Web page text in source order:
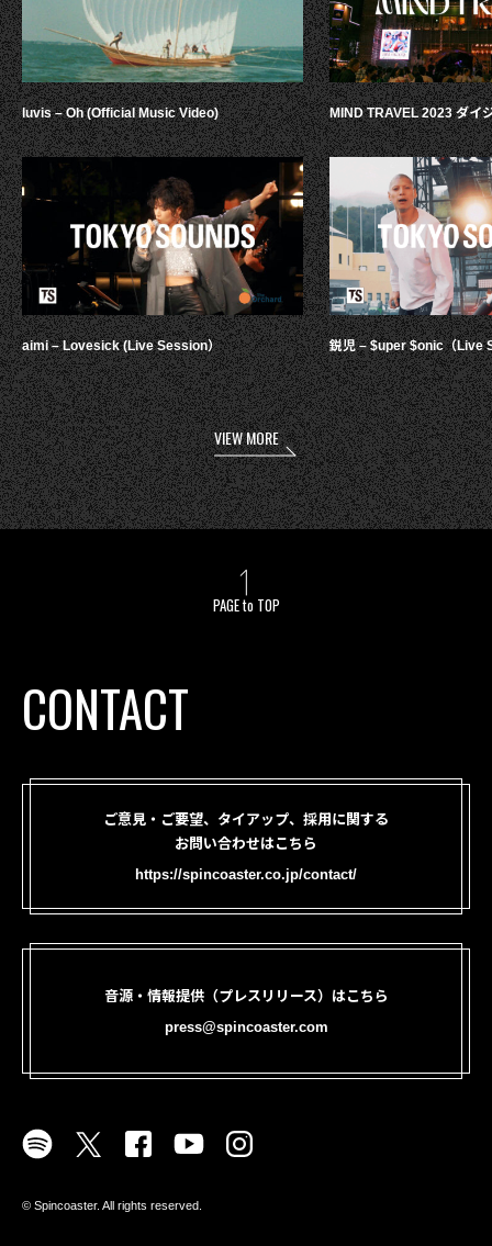
luvis – Oh (Official Music Video)
aimi – Lovesick (Live Session）
MIND TRAVEL 2023 ダイ
鋭児 – $uper $onic（Live
VIEW MORE
PAGE to TOP
CONTACT
ご意見・ご要望、タイアップ、採用に関する
お問い合わせはこちら
https://spincoaster.co.jp/contact/
音源・情報提供（プレスリリース）はこちら
press@spincoaster.com
©︎ Spincoaster. All rights reserved.